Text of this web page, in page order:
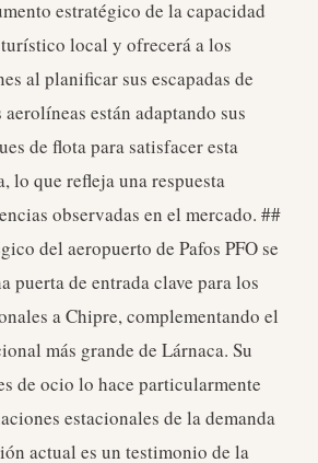
estratégico de la capacidad
local y ofrecerá a los
al planificar sus escapadas de
están adaptando sus
de flota para satisfacer esta
lo que refleja una respuesta
observadas en el mercado. ##
del aeropuerto de Pafos PFO se
puerta de entrada clave para los
a Chipre, complementando el
más grande de Lárnaca. Su
de ocio lo hace particularmente
estacionales de la demanda
actual es un testimonio de la